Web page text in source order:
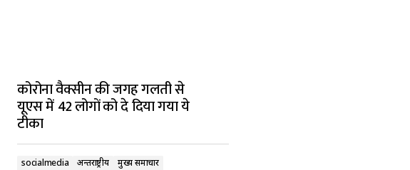
कोरोना वैक्सीन की जगह गलती से
यूएस में 42 लोगों को दे दिया गया ये
टीका
socialmedia अन्तर्राष्ट्रीय
मुख्य समाचार